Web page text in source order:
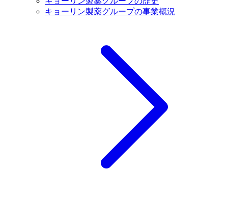
キョーリン製薬グループの事業概況